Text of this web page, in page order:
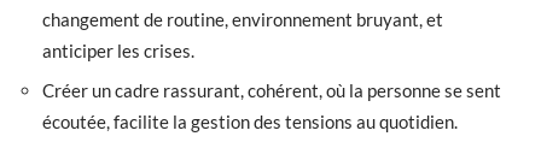
changement de routine, environnement bruyant, et
anticiper les crises.
Créer un cadre rassurant, cohérent, où la personne se sent
écoutée, facilite la gestion des tensions au quotidien.